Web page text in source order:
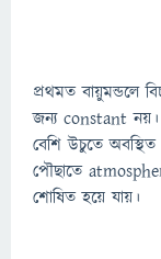
প্রথমত বায়ুমন্ডলে
জন্য constant নয়।
বেশি উচুতে
পৌছাতে
শোষিত হয়ে যায়।